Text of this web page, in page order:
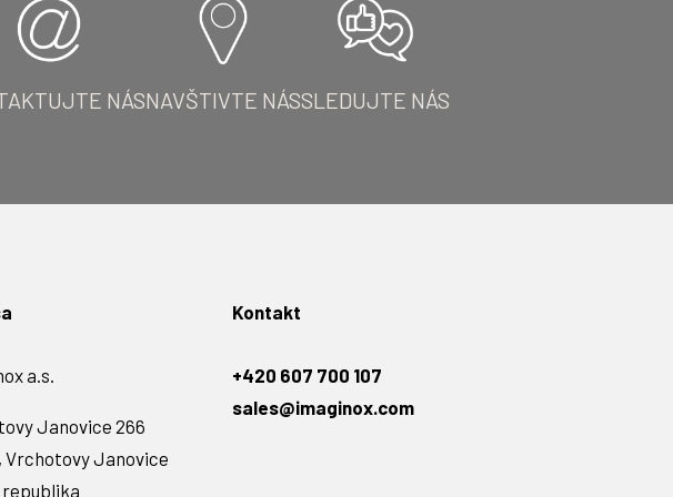
NÁSNAVŠTIVTE NÁSSLEDUJTE NÁS
a.s.
Janovice 266
Vrchotovy Janovice
republika
Kontakt
+420 607 700 107
sales@imaginox.com